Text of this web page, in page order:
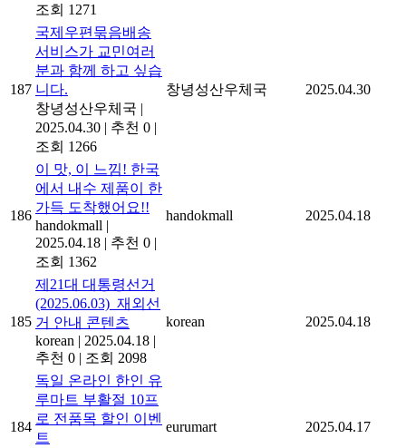
조회 1271
187
국제우편묶음배송
서비스가 교민여러
분과 함께 하고 싶습
니다.
창녕성산우체국 |
2025.04.30 | 추천 0 |
조회 1266
창녕성산우체국 2025.04.30
186
이 맛, 이 느낌! 한국
에서 내수 제품이 한
가득 도착했어요!!
handokmall |
2025.04.18 | 추천 0 |
조회 1362
handokmall 2025.04.18
185
제21대 대통령선거
(2025.06.03)_재외선
거 안내 콘텐츠
korean | 2025.04.18 |
추천 0 | 조회 2098
korean 2025.04.18
184
독일 온라인 한인 유
루마트 부활절 10프
로 전품목 할인 이벤
트
eurumart 2025.04.17